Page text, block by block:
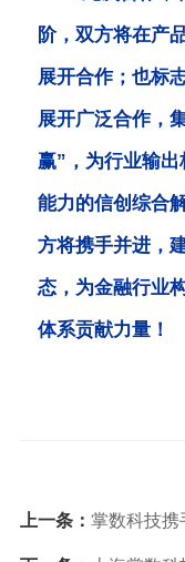
阶，双方将在产
展开合作；也标
展开广泛合作，
赢”，为行业输
能力的信创综合
方将携手并进，
态，为金融行业
体系贡献力量！
上一条： 掌数科技携手兴